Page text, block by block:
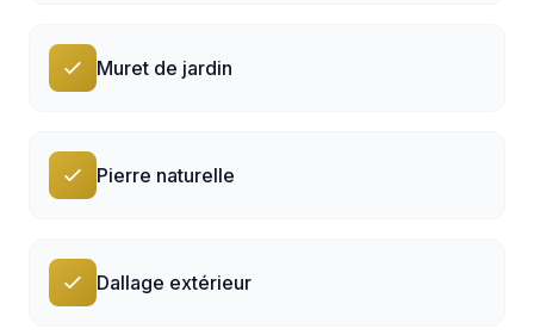
Muret de jardin
Pierre naturelle
Dallage extérieur